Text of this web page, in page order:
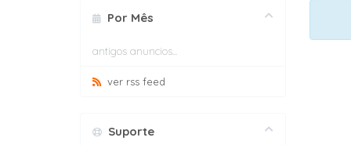
Por Mês
antigos anuncios...
ver rss feed
Suporte